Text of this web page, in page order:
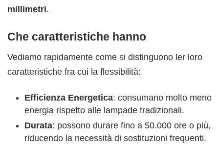
millimetri.
Che caratteristiche hanno
Vediamo rapidamente come si distinguono ler loro
caratteristiche fra cui la flessibilità:
Efficienza Energetica: consumano molto meno
energia rispetto alle lampade tradizionali.
Durata: possono durare fino a 50.000 ore o più,
riducendo la necessità di sostituzioni frequenti.